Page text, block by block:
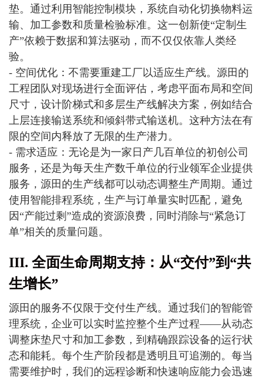
垫。通过利用智能控制模块，系统自动化切换物料运
输、加工参数和质量检验标准。这一创新使“定制生
产”依赖于数据和算法驱动，而不仅仅依靠人类经
验。
- 空间优化：不需要重建工厂以适应生产线。源田的
工程团队对现场进行全面评估，考虑平面布局和空间
尺寸，设计阶梯式和多层生产线解决方案，例如结合
上层连接输送系统和倾斜带式输送机。这种方法在有
限的空间内释放了无限的生产潜力。
- 需求适应：无论是为一家日产几百单位的初创公司
服务，还是为每天生产数千单位的行业领军企业提供
服务，源田的生产线都可以动态调整生产周期。通过
使用智能排程系统，生产与订单量实时匹配，避免
因“产能过剩”造成的资源浪费，同时消除与“紧急订
单”相关的质量问题。
III. 全面生命周期支持：从“交付”到“共
生增长”
源田的服务不仅限于交付生产线。通过我们的智能管
理系统，企业可以实时监控整个生产过程——从动态
调整床垫尺寸和加工参数，到精确跟踪设备的运行状
态和能耗。每个生产阶段都是透明且可追溯的。每当
需要维护时，我们的远程诊断和快速响应能力会迅速